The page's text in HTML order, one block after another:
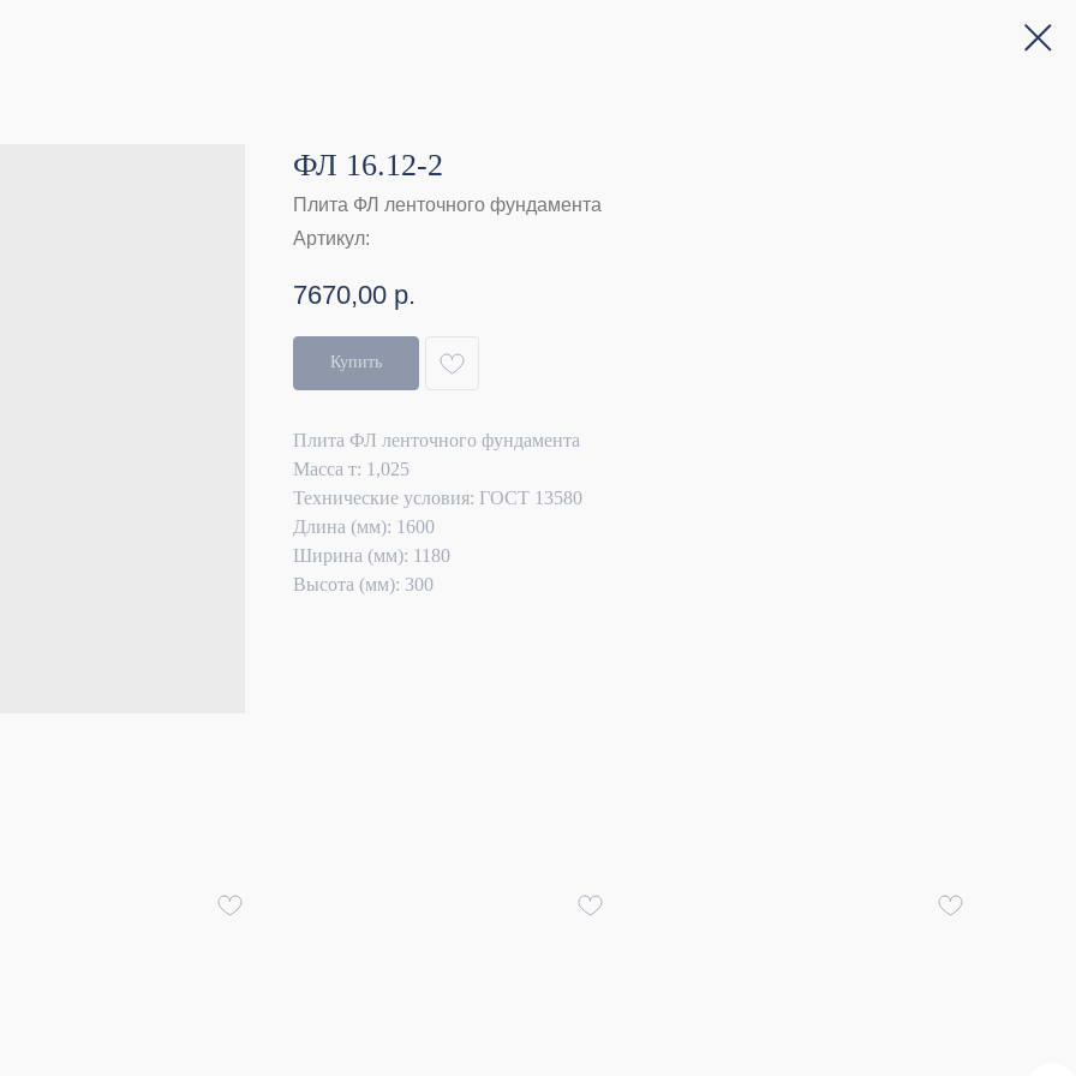
ФЛ 16.12-2
Плита ФЛ ленточного фундамента
Артикул:
7670,00 р.
Купить
Плита ФЛ ленточного фундамента
Масса т: 1,025
Технические условия: ГОСТ 13580
Длина (мм): 1600
Ширина (мм): 1180
Высота (мм): 300